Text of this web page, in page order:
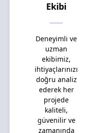
Ekibi
Deneyimli ve
uzman
ekibimiz,
ihtiyaçlarınızı
doğru analiz
ederek her
projede
kaliteli,
güvenilir ve
zamanında